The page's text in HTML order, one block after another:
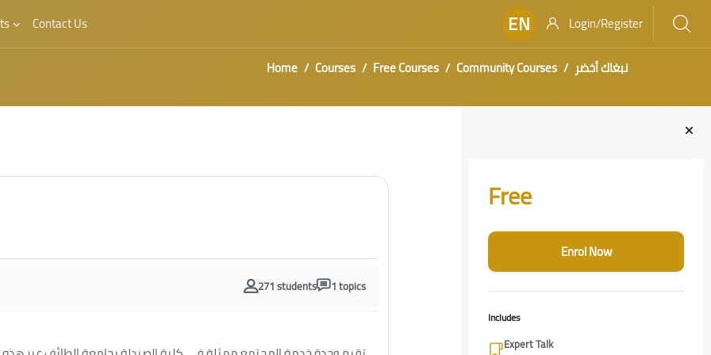
Contact Us EN
Login/Register
Home
Courses Free Courses Community Courses نبغاك أخضر
Blocks
Free
Enrol Now
Includes
Expert Talk
271 students 1 topics